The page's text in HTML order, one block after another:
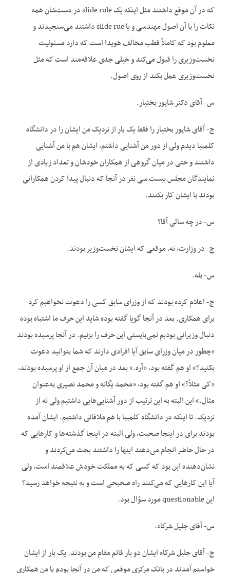
که در آن موقع داشتند مثل اینکه یک slide rule در دست‌شان همه
نکات را با آن اصول مهندسی و یا slide rue داشتند می‌سنجیدند و
معلوم بود که کاملاً قطب مخالف هویدا است که دارد مسئولیت
نخست‌وزیری را قبول می‌کند و خیلی جدی علاقه‌مند است که مثل
نخست‌وزیری عمل بکند از روی اصول.
س- آقای دکتر شاپور بختیار.
ج- آقای شاپور بختیار را فقط یک بار از نزدیک من ایشان را در دانشگاه
کلمبیا دیدم ولی از دور من آشنایی داشتم، ایشان هم با من آشنایی
داشتند و حتی در میان گروهی از همکاران خودشان و تعداد زیادی از
نمایندگان مجلس بیست سی نفر در آنجا که دنبال پیدا کردن همکارانی
بودند با ایشان کار بکنند.
س- در چه سالی آقا؟
ج- در وزارت، نه، موقعی که ایشان نخست‌وزیر بودند.
س- بله.
ج- اعلام کرده بودند که از وزرای سابق کسی را دعوت نخواهیم کرد
برای همکاری. بعد در آنجا گویا گفته بوده شاید این حرف ما اشتباه بوده
دنبال وزیرانی بودیم نمی‌بایستی این حرف را بزنیم. در آنجا پرسیده بودند
«چطور در میان وزرای سابق آیا افرادی دارند که شما بتوانید دعوت
بکنید؟» او هم گفته بود، «آره.» بعد در میان آن جمع از او پرسیده بودند،
«کی مثلاً؟» او هم گفته بود، «محمد یگانه و محمد نصیری به‌عنوان
مثال.» این البته به این ترتیب از دور آشنایی‌هایی داشتیم ولی نه از
نزدیک. تا اینکه در دانشگاه کلمبیا با هم ملاقاتی داشتیم. ایشان آمده
بودند برای در اینجا صحبت، ولی البته در اینجا گذشته‌ها و کارهایی که
در حال حاضر انجام می‌دهند اینها را داشتند بحث می‌کردند و
نشان‌دهنده این بود که کسی که به مملکت خودش علاقمند است، ولی
آیا این کارهایی که می‌کنند راه صحیحی است و به نتیجه خواهد رسید؟
این questionable مورد سؤال بود.
س- آقای جلیل شرکاء.
ج- آقای جلیل شرکاء ایشان دو بار قائم مقام من بودند. یک بار از ایشان
خواستم آمدند در بانک مرکزی موقعی که من در آنجا بودم با من همکاری